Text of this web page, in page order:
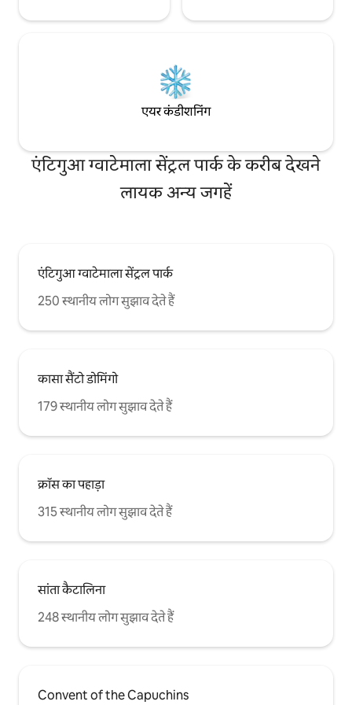
एयर कंडीशनिंग
एंटिगुआ ग्वाटेमाला सेंट्रल पार्क के करीब देखने
लायक अन्य जगहें
एंटिगुआ ग्वाटेमाला सेंट्रल पार्क
250 स्थानीय लोग सुझाव देते हैं
कासा सैंटो डोमिंगो
179 स्थानीय लोग सुझाव देते हैं
क्रॉस का पहाड़ा
315 स्थानीय लोग सुझाव देते हैं
सांता कैटालिना
248 स्थानीय लोग सुझाव देते हैं
Convent of the Capuchins